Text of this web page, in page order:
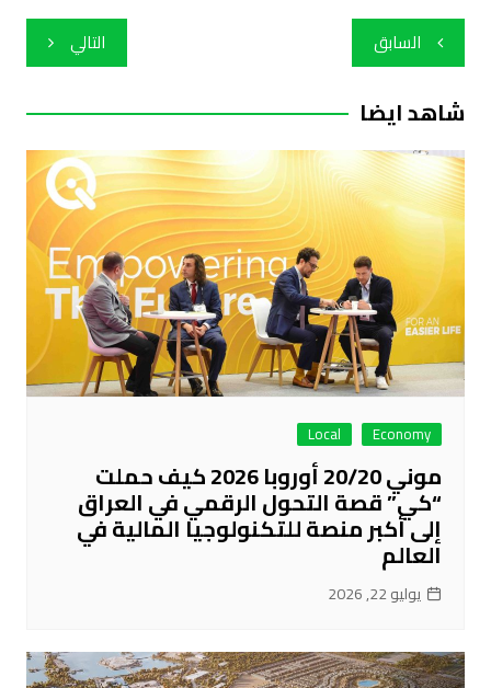
تصفّح
المقالات
السابق التالي
شاهد ايضا
Economy
Local
موني 20/20 أوروبا 2026 كيف حملت
“كي” قصة التحول الرقمي في العراق
إلى أكبر منصة للتكنولوجيا المالية في
العالم
يوليو 22, 2026